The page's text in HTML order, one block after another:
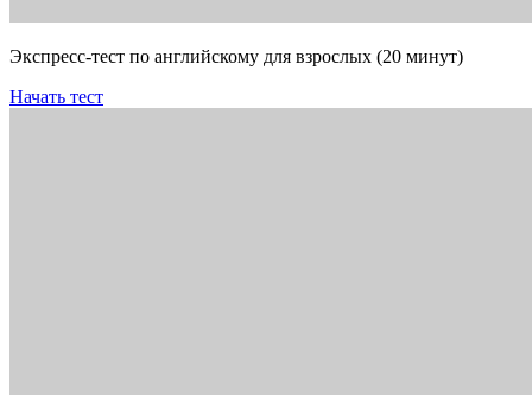
Экспресс-тест по английскому для взрослых (20 минут)
Начать тест